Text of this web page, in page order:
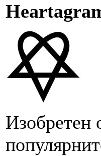
Изобретен